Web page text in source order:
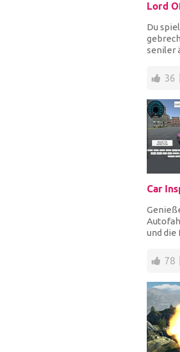
Lord
Du
seniler
einem
36
Car
und die
78